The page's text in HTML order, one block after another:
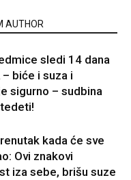
AUTHOR
sledi 14 dana
– biće i suza i
sigurno – sudbina
kada će sve
Ovi znakovi
iza sebe, brišu suze